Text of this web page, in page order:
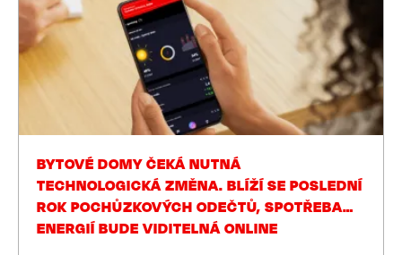
BYTOVÉ DOMY ČEKÁ NUTNÁ
TECHNOLOGICKÁ ZMĚNA. BLÍŽÍ SE POSLEDNÍ
ROK POCHŮZKOVÝCH ODEČTŮ, SPOTŘEBA
ENERGIÍ BUDE VIDITELNÁ ONLINE